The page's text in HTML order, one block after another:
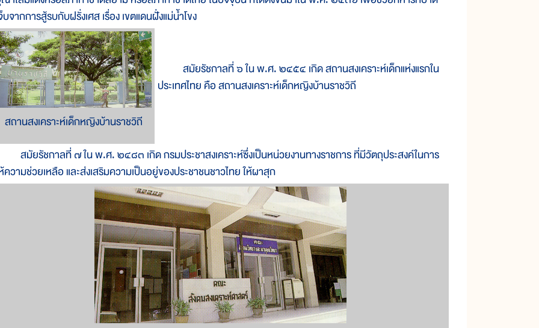
บจากการสู้รบกับฝรั่งเศส เรื่อง เขตแดนฝั่งแม่น้ำโขง
สถานสงเคราะห์เด็กหญิงบ้านราชวิถี
สมัยรัชกาลที่ ๖ ใน พ.ศ. ๒๔๕๔ เกิด สถานสงเคราะห์เด็กแห่งแรกใน
ประเทศไทย คือ สถานสงเคราะห์เด็กหญิงบ้านราชวิถี
ยรัชกาลที่ ๗ ใน พ.ศ. ๒๔๘๓ เกิด กรมประชาสงเคราะห์ซึ่งเป็นหน่วยงานทางราชการ ที่มีวัตถุประสงค์ในการ
ความช่วยเหลือ และส่งเสริมความเป็นอยู่ของประชาชนชาวไทย ให้ผาสุก